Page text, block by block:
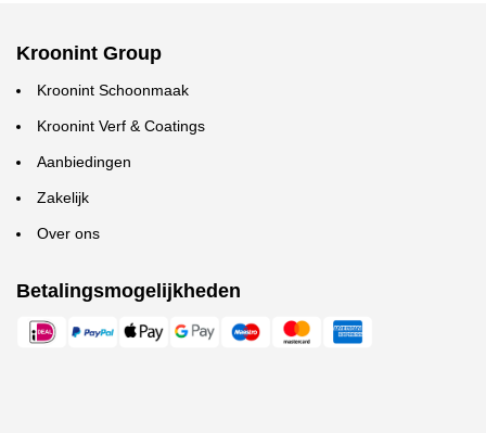
Kroonint Group
Kroonint Schoonmaak
Kroonint Verf & Coatings
Aanbiedingen
Zakelijk
Over ons
Betalingsmogelijkheden